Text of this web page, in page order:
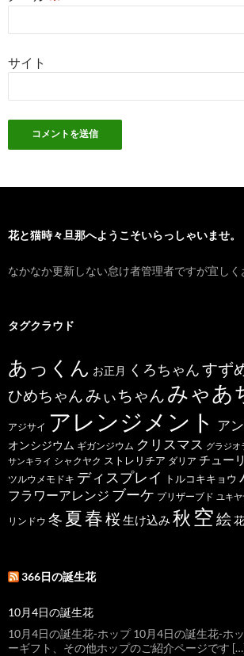
サイト
花と猫時々旦那へようこそいらっしゃいませ。
なかなか更新しない怠け者管理者ですが宜しく
タグクラウド
あっくん お正月 くろちゃんすず
ひめちゃんみぃちゃん みゃあ
アジサイ アレンジメント ア
オンシジウム ギガンジウム クリスマス グラジオ
サンキライ シャクヤク ストレリチア ダリア チュー
ツルウメモドキ ディスプレイ トルコキキョウ
フラワーアレンジ ブーケ プリザーブド ユキ
リンドウ 冬 夏春桜生け込み 秋 空絵
366日の誕生花
10月4日の誕生花
10月4日の誕生花-ホップ 10月4日の誕生花-ホ
ーギフト、その他ホップのご紹介ページです